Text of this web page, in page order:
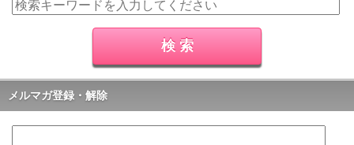
メルマガ登録・解除